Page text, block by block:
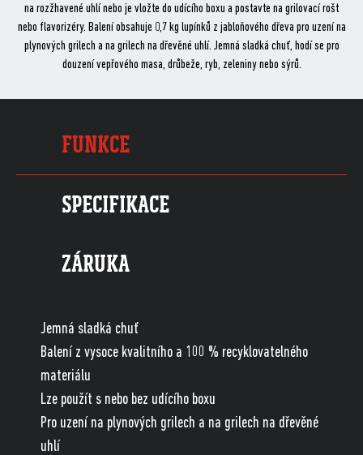
na rozžhavené uhlí nebo je vložte do udícího boxu a postavte na grilovací rošt
nebo flavorizéry. Balení obsahuje 0,7 kg lupínků z jabloňového dřeva pro uzení na
plynových grilech a na grilech na dřevěné uhlí. Jemná sladká chuť, hodí se pro
douzení vepřového masa, drůbeže, ryb, zeleniny nebo sýrů.
FUNKCE
SPECIFIKACE
ZÁRUKA
Jemná sladká chuť
Balení z vysoce kvalitního a 100 % recyklovatelného
materiálu
Lze použít s nebo bez udícího boxu
Pro uzení na plynových grilech a na grilech na dřevěné
uhlí